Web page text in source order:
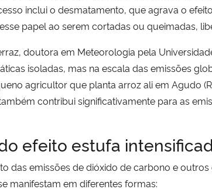
inclui o desmatamento, que agrava o
papel ao serem cortadas ou queimadas,
doutora em Meteorologia pela
isoladas, mas na escala das emissões
agricultor que planta arroz ali em Agudo
contribui significativamente para as
efeito estufa
das emissões de dióxido de carbono e
manifestam em diferentes formas: